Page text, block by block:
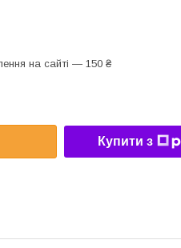
на сайті — 150 ₴
Купити з